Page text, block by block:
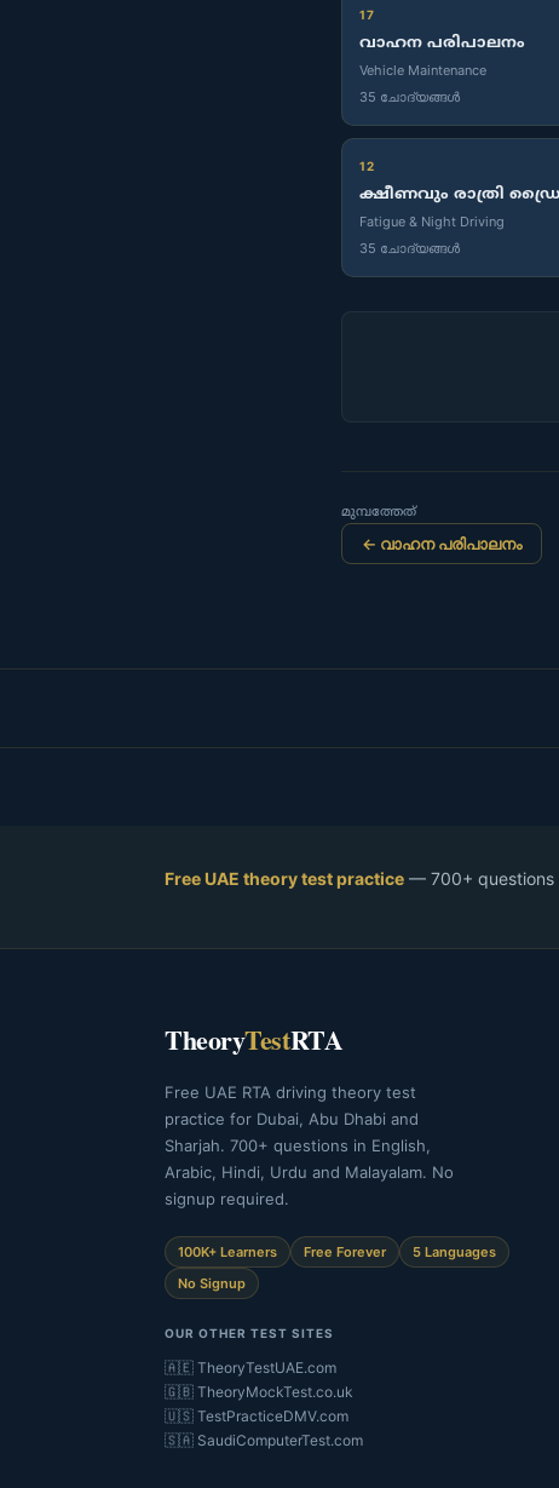
17
വാഹന പരിപാലനം
Vehicle Maintenance
35 ചോദ്യങ്ങൾ
12
ക്ഷീണവും രാത്രി
Fatigue & Night Driving
35 ചോദ്യങ്ങൾ
മുമ്പത്തേത്
← വാഹന പരിപാലനം
Free UAE theory test practice — 700+ questions
TheoryTestRTA
Free UAE RTA driving theory test
practice for Dubai, Abu Dhabi and
Sharjah. 700+ questions in English,
Arabic, Hindi, Urdu and Malayalam. No
signup required.
100K+ Learners Free Forever
5 Languages
No Signup
OUR OTHER TEST SITES
🇦🇪 TheoryTestUAE.com
🇬🇧 TheoryMockTest.co.uk
🇺🇸 TestPracticeDMV.com
🇸🇦 SaudiComputerTest.com